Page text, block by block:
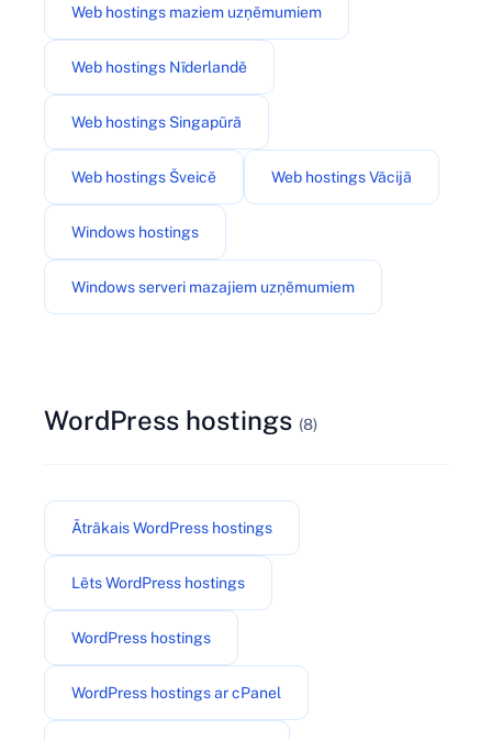
Web hostings maziem uzņēmumiem
Web hostings Nīderlandē
Web hostings Singapūrā
Web hostings Šveicē Web hostings Vācijā
Windows hostings
Windows serveri mazajiem uzņēmumiem
WordPress hostings (8)
Ātrākais WordPress hostings
Lēts WordPress hostings
WordPress hostings
WordPress hostings ar cPanel